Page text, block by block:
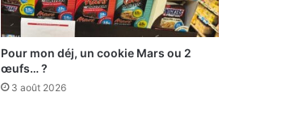
Pour mon déj, un cookie Mars ou 2
œufs… ?
3 août 2026